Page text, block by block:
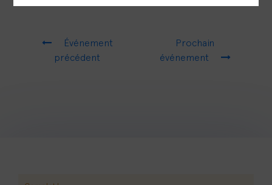
Événement
précédent
Prochain
événement